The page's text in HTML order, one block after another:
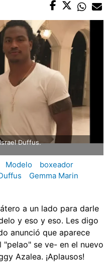
Duffus.
Modelo
boxeador
Gemma Marin
a un lado para darle
y eso y eso. Les digo
anunció que aparece
se ve- en el nuevo
Azalea. ¡Aplausos!